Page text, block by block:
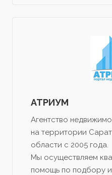
АТРИУМ
Агентство
на территории
области с 2005 года.
Мы осуществляем
помощь по подбору